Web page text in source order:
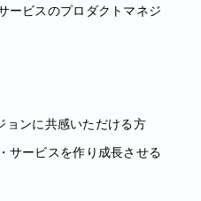
ービスのプロダクトマネジ
ョンに共感いただける方
サービスを作り成長させる